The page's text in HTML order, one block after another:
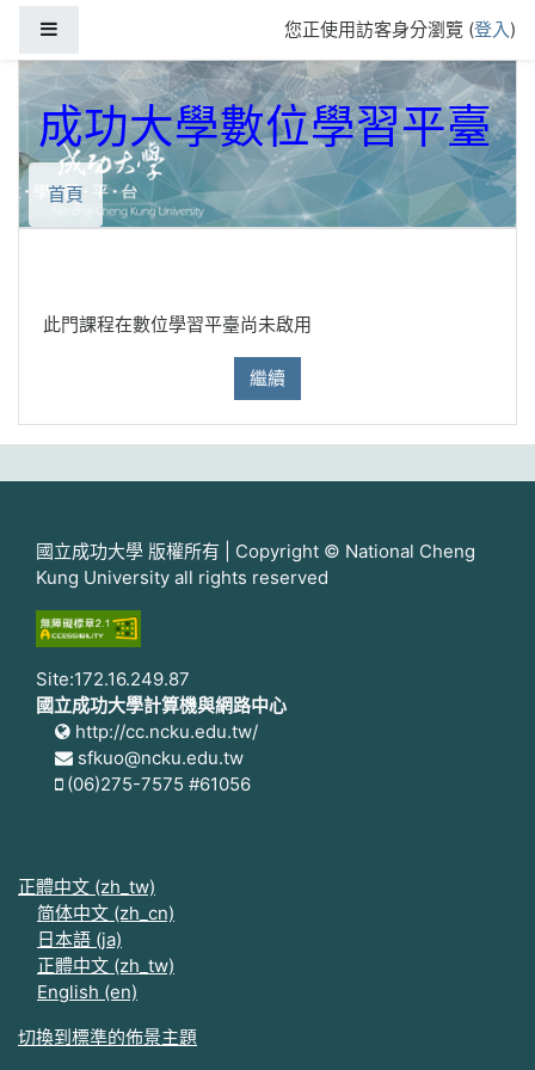
您正使用訪客身分瀏覽 (登入)
成功大學數位學習平臺
首頁
此門課程在數位學習平臺尚未啟用
繼續
國立成功大學 版權所有 | Copyright © National Cheng
Kung University all rights reserved
Site:172.16.249.87
國立成功大學計算機與網路中心
http://cc.ncku.edu.tw/
sfkuo@ncku.edu.tw
(06)275-7575 #61056
正體中文 ‎(zh_tw)‎
简体中文 ‎(zh_cn)‎
日本語 ‎(ja)‎
正體中文 ‎(zh_tw)‎
English ‎(en)‎
切換到標準的佈景主題